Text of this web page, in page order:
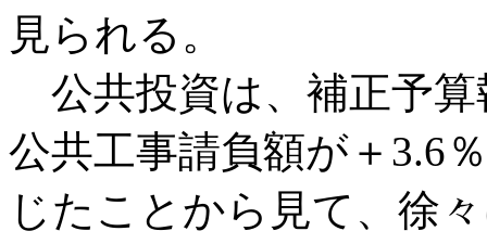
見られる。
公共投資は、補正予算
公共工事請負額が＋3.6
じたことから見て、徐